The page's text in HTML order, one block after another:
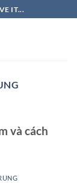
IT...
và cách